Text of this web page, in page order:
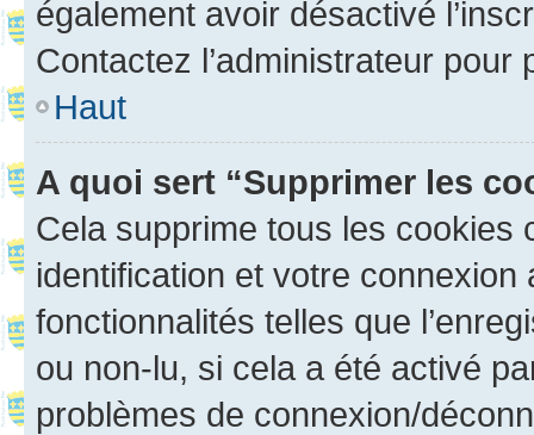
également avoir désactivé
Contactez l’administrateur
Haut
A quoi sert “Supprimer les
Cela supprime tous les cookies
identification et votre
fonctionnalités telles que
ou non-lu, si cela a été activé
problèmes de connexion/